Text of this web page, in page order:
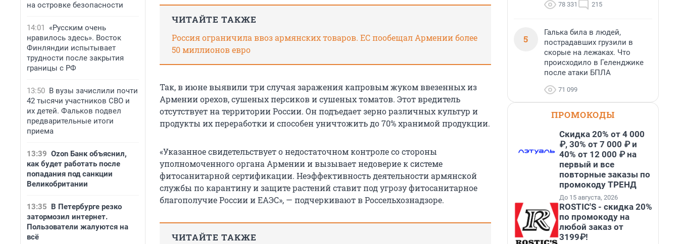
на островке безопасности
14:01
«Русским очень
нравилось здесь». Восток
Финляндии испытывает
трудности после закрытия
границы с РФ
13:50 В вузы зачислили почти
42 тысячи участников СВО и
их детей. Фальков подвел
предварительные итоги
приема
13:39 Ozon Банк объяснил,
как будет работать после
попадания под санкции
Великобритании
13:35 В Петербурге резко
затормозил интернет.
Пользователи жалуются на
всё
ЧИТАЙТЕ ТАКЖЕ
Россия ограничила ввоз армянских товаров. ЕС пообещал Армении более
50 миллионов евро
Так, в июне выявили три случая заражения капровым жуком ввезенных из
Армении орехов, сушеных персиков и сушеных томатов. Этот вредитель
отсутствует на территории России. Он подъедает зерно различных культур и
продукты их переработки и способен уничтожить до 70% хранимой продукции.
«Указанное свидетельствует о недостаточном контроле со стороны
уполномоченного органа Армении и вызывает недоверие к системе
фитосанитарной сертификации. Неэффективность деятельности армянской
службы по карантину и защите растений ставит под угрозу фитосанитарное
благополучие России и ЕАЭС», — подчеркивают в Россельхознадзоре.
ЧИТАЙТЕ ТАКЖЕ
78 331 215
5
Галька била в людей,
пострадавших грузили в
скорые на лежаках. Что
происходило в Геленджике
после атаки БПЛА
71 099
ПРОМОКОДЫ
Скидка 20% от 4 000
₽, 30% от 7 000 ₽ и
40% от 12 000 ₽ на
первый и все
повторные заказы по
промокоду ТРЕНД
До 15 августа, 2026
ROSTIC'S - скидка 20%
по промокоду на
любой заказ от
3199₽!